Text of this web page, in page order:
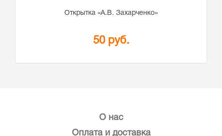
Открытка «А.В. Захарченко»
50 руб.
О нас
Оплата и доставка